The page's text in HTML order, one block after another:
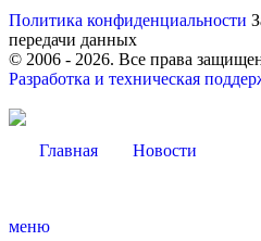
Политика конфиденциальности
передачи данных
© 2006 - 2026. Все права
Разработка и техническая
Главная Новости
меню